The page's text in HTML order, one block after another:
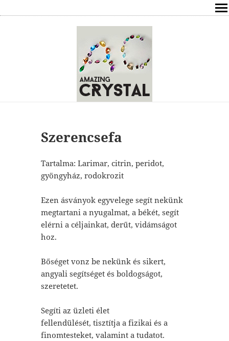
ÍRÁSOK
ÁSVÁNYOK HATÁSAI
ELÉRHETŐSÉG
FREE
VÁSÁRLÁS / KOSÁR
Szerencsefa
Tartalma: Larimar, citrin, peridot,
gyöngyház, rodokrozit
Ezen ásványok egyvelege segít nekünk
megtartani a nyugalmat, a békét, segít
elérni a céljainkat, derűt, vidámságot
hoz.
Bőséget vonz be nekünk és sikert,
angyali segítséget és boldogságot,
szeretetet.
Segíti az üzleti élet
fellendülését, tisztítja a fizikai és a
finomtesteket, valamint a tudatot.